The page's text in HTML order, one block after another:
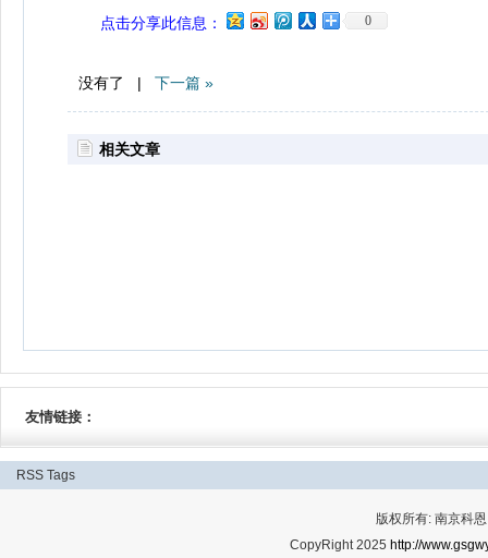
点击分享此信息：
0
没有了 | 下一篇 »
相关文章
友情链接：
RSS Tags
版权所有: 南京科
CopyRight 2025 http://